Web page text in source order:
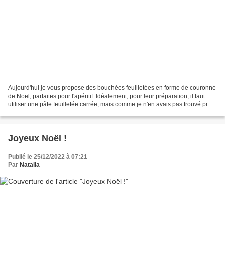
Aujourd'hui je vous propose des bouchées feuilletées en forme de couronne
de Noël, parfaites pour l'apéritif. Idéalement, pour leur préparation, il faut
utiliser une pâte feuilletée carrée, mais comme je n'en avais pas trouvé près
Joyeux Noël !
Publié le 25/12/2022 à 07:21
Par Natalia